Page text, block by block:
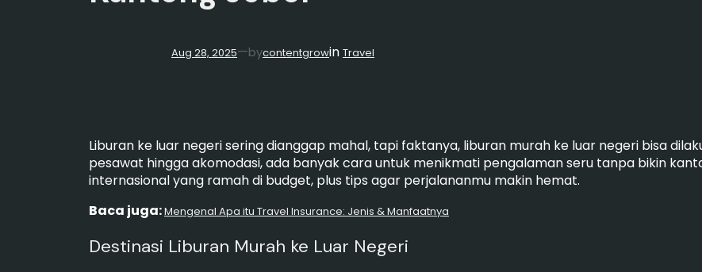
Aug 28, 2025—bycontentgrowin Travel
Liburan ke luar negeri sering dianggap mahal, tapi faktanya, liburan murah ke luar negeri bisa
pesawat hingga akomodasi, ada banyak cara untuk menikmati pengalaman seru tanpa bikin
internasional yang ramah di budget, plus tips agar perjalananmu makin hemat.
Baca juga:Mengenal Apa itu Travel Insurance: Jenis & Manfaatnya
Destinasi Liburan Murah ke Luar Negeri